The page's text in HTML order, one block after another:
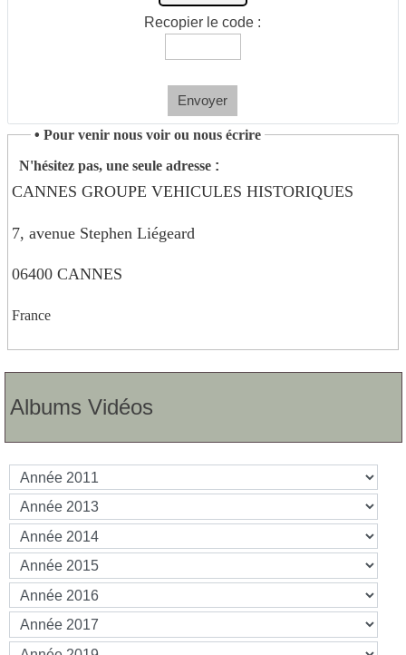
Recopier le code :
Envoyer
• Pour venir nous voir ou nous écrire
N'hésitez pas, une seule adresse:
CANNES GROUPE VEHICULES HISTORIQUES
7, avenue Stephen Liégeard
06400 CANNES
France
Albums Vidéos